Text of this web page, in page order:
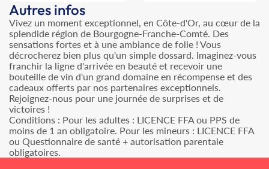
Autres infos
Vivez un moment exceptionnel, en Côte-d'Or, au cœur de la
splendide région de Bourgogne-Franche-Comté. Des
sensations fortes et à une ambiance de folie ! Vous
décrocherez bien plus qu'un simple dossard. Imaginez-vous
franchir la ligne d'arrivée en beauté et recevoir une
bouteille de vin d'un grand domaine en récompense et des
cadeaux offerts par nos partenaires exceptionnels.
Rejoignez-nous pour une journée de surprises et de
victoires !
Conditions : Pour les adultes : LICENCE FFA ou PPS de
moins de 1 an obligatoire. Pour les mineurs : LICENCE FFA
ou Questionnaire de santé + autorisation parentale
obligatoires.